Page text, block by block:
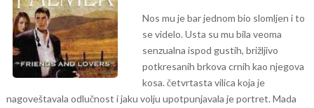
Nos mu je bar jednom bio slomljen i to
se videlo. Usta su mu bila veoma
senzualna ispod gustih, brižljivo
potkresanih brkova crnih kao njegova
kosa. četvrtasta vilica koja je
nagoveštavala odlučnost i jaku volju upotpunjavala je portret. Mada